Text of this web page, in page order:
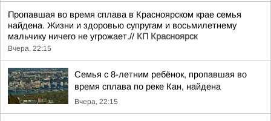
Пропавшая во время сплава в Красноярском крае семья
найдена. Жизни и здоровью супругам и восьмилетнему
мальчику ничего не угрожает.// КП Красноярск
Вчера, 22:15
Семья с 8-летним ребёнок, пропавшая во
время сплава по реке Кан, найдена
Вчера, 22:15